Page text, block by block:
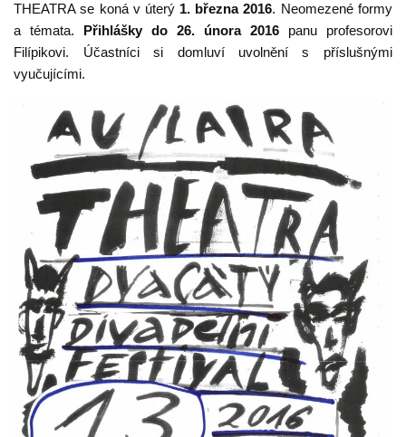
THEATRA se koná v úterý 1. března 2016. Neomezené formy
a témata. Přihlášky do 26. února 2016panu profesorovi
Filípikovi. Účastníci si domluví uvolnění s příslušnými
vyučujícími.